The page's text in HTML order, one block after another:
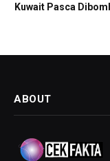
Kuwait Pasca
ABOUT